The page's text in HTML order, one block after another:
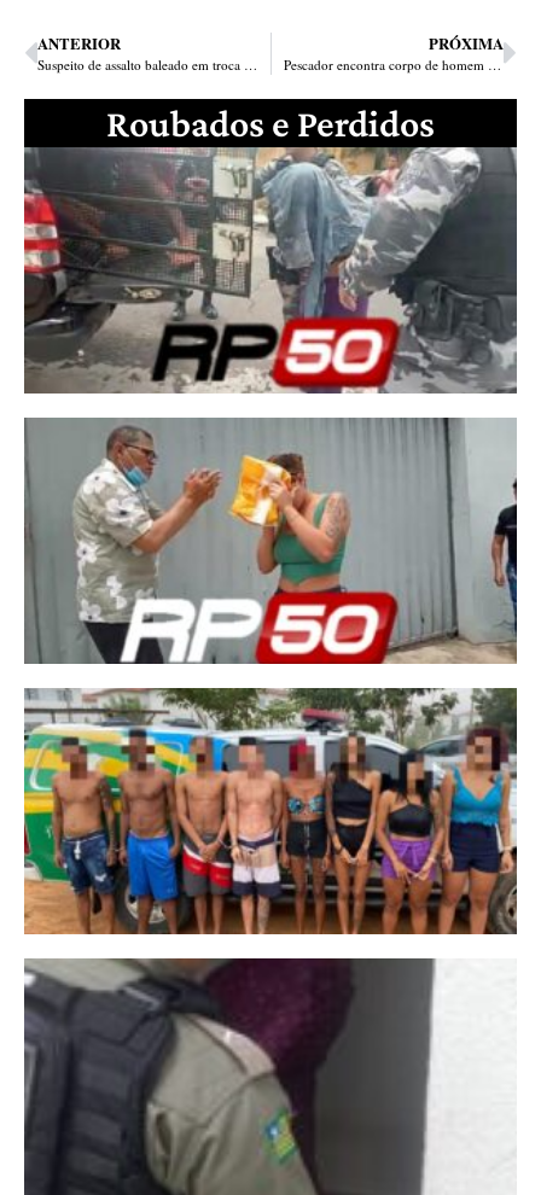
ANTERIOR
Suspeito de assalto baleado em troca de tiros morre a caminho do HUT
PRÓXIMA
Pescador encontra corpo de homem com pés e mãos amarradas no rio Parnaíba em Teresina
Roubados e Perdidos